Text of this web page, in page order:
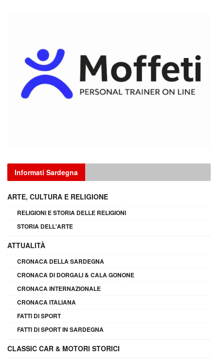
Informati Sardegna
ARTE, CULTURA E RELIGIONE
RELIGIONI E STORIA DELLE RELIGIONI
STORIA DELL'ARTE
ATTUALITÀ
CRONACA DELLA SARDEGNA
CRONACA DI DORGALI & CALA GONONE
CRONACA INTERNAZIONALE
CRONACA ITALIANA
FATTI DI SPORT
FATTI DI SPORT IN SARDEGNA
CLASSIC CAR & MOTORI STORICI